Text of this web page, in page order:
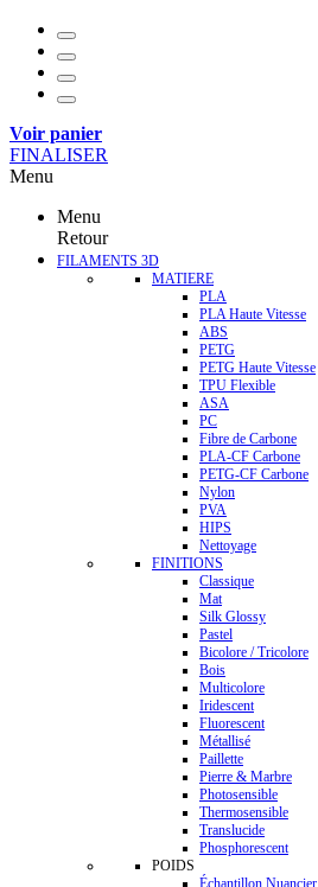
Voir panier
FINALISER
Menu
Menu
Retour
FILAMENTS 3D
MATIERE
PLA
PLA Haute Vitesse
ABS
PETG
PETG Haute Vitesse
TPU Flexible
ASA
PC
Fibre de Carbone
PLA-CF Carbone
PETG-CF Carbone
Nylon
PVA
HIPS
Nettoyage
FINITIONS
Classique
Mat
Silk Glossy
Pastel
Bicolore / Tricolore
Bois
Multicolore
Iridescent
Fluorescent
Métallisé
Paillette
Pierre & Marbre
Photosensible
Thermosensible
Translucide
Phosphorescent
POIDS
Échantillon Nuancier